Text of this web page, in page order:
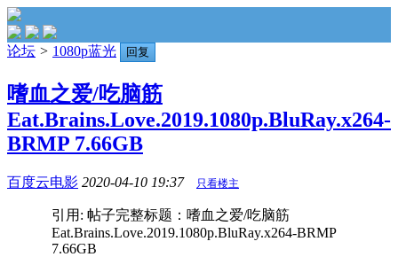
论坛 > 1080p蓝光 回复
嗜血之爱/吃脑筋
Eat.Brains.Love.2019.1080p.BluRay.x264-
BRMP 7.66GB
百度云电影 2020-04-10 19:37 只看楼主
引用: 帖子完整标题：嗜血之爱/吃脑筋
Eat.Brains.Love.2019.1080p.BluRay.x264-BRMP
7.66GB